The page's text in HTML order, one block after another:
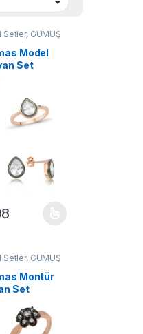
ürün sayfasından
Setler, GÜMÜŞ
Set
Model
Set
fazla varyasyonu var.
Setler, GÜMÜŞ
Set
Montür
Set